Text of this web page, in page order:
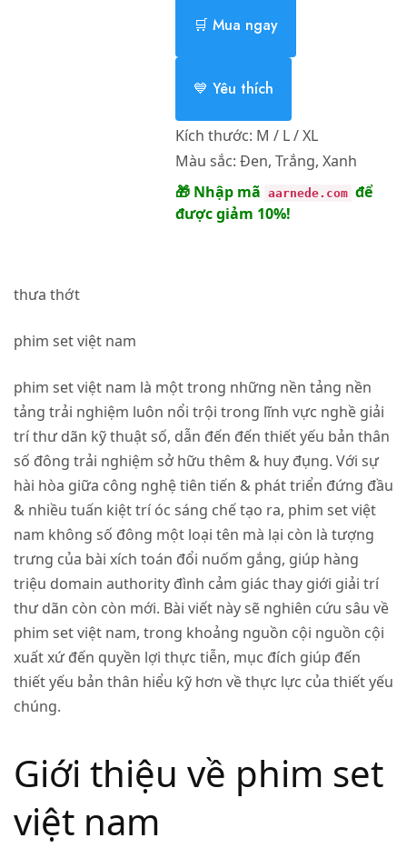
🛒 Mua ngay
💙 Yêu thích
Kích thước: M / L / XL
Màu sắc: Đen, Trắng, Xanh
🎁 Nhập mã aarnede.com để
được giảm 10%!
thưa thớt
phim set việt nam
phim set việt nam là một trong những nền tảng nền
tảng trải nghiệm luôn nổi trội trong lĩnh vực nghề giải
trí thư dãn kỹ thuật số, dẫn đến đến thiết yếu bản thân
số đông trải nghiệm sở hữu thêm & huy đụng. Với sự
hài hòa giữa công nghệ tiên tiến & phát triển đứng đầu
& nhiều tuấn kiệt trí óc sáng chế tạo ra, phim set việt
nam không số đông một loại tên mà lại còn là tượng
trưng của bài xích toán đổi nuốm gắng, giúp hàng
triệu domain authority đình cảm giác thay giới giải trí
thư dãn còn còn mới. Bài viết này sẽ nghiên cứu sâu về
phim set việt nam, trong khoảng nguồn cội nguồn cội
xuất xứ đến quyền lợi thực tiễn, mục đích giúp đến
thiết yếu bản thân hiểu kỹ hơn về thực lực của thiết yếu
chúng.
Giới thiệu về phim set
việt nam